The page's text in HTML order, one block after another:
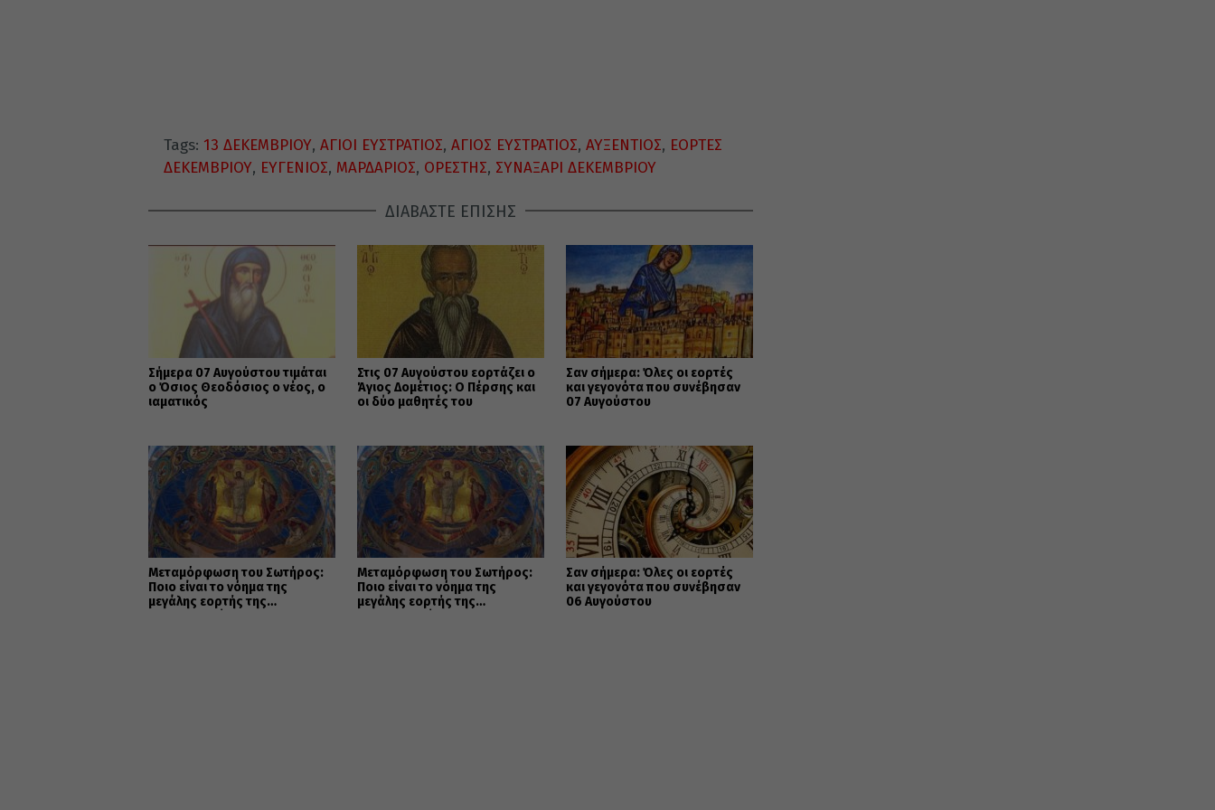
Tags: 13 ΔΕΚΕΜΒΡΙΟΥ, ΑΓΙΟΙ ΕΥΣΤΡΑΤΙΟΣ, ΑΓΙΟΣ ΕΥΣΤΡΑΤΙΟΣ, ΑΥΞΕΝΤΙΟΣ, ΕΟΡΤΕΣ
ΔΕΚΕΜΒΡΙΟΥ, ΕΥΓΕΝΙΟΣ, ΜΑΡΔΑΡΙΟΣ, ΟΡΕΣΤΗΣ, ΣΥΝΑΞΑΡΙ ΔΕΚΕΜΒΡΙΟΥ
ΔΙΑΒΑΣΤΕ ΕΠΙΣΗΣ
Σήμερα 07 Αυγούστου τιμάται
ο Όσιος Θεοδόσιος ο νέος, ο
ιαματικός
Στις 07 Αυγούστου εορτάζει ο
Άγιος Δομέτιος: Ο Πέρσης και
οι δύο μαθητές του
Σαν σήμερα: Όλες οι εορτές
και γεγονότα που συνέβησαν
07 Αυγούστου
Μεταμόρφωση του Σωτήρος:
Ποιο είναι το νόημα της
μεγάλης εορτής της
Μεταμόρφωση του Σωτήρος:
Ποιο είναι το νόημα της
μεγάλης εορτής της
Σαν σήμερα: Όλες οι εορτές
και γεγονότα που συνέβησαν
06 Αυγούστου